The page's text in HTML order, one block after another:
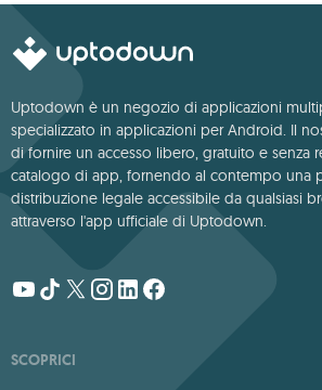
Uptodown è un negozio di applicazioni
specializzato in applicazioni per Android. Il
di fornire un accesso libero, gratuito e senza
catalogo di app, fornendo al contempo una
distribuzione legale accessibile da qualsiasi
attraverso l'app ufficiale di Uptodown.
SCOPRICI